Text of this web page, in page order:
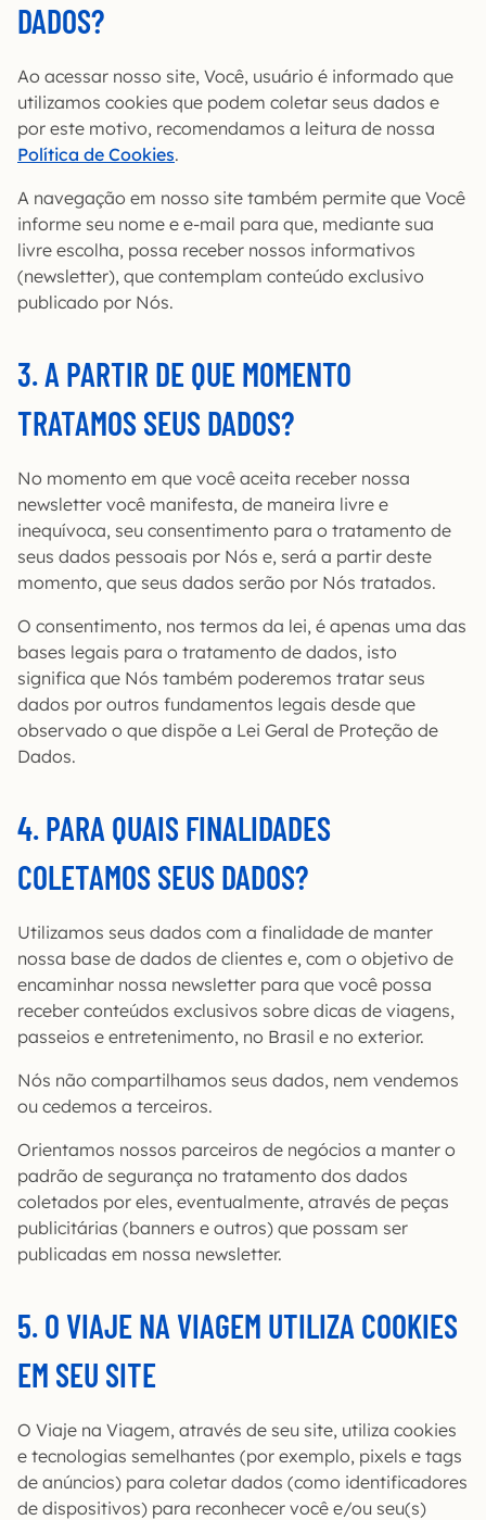
DADOS?
Ao acessar nosso site, Você, usuário é informado que
utilizamos cookies que podem coletar seus dados e
por este motivo, recomendamos a leitura de nossa
Política de Cookies.
A navegação em nosso site também permite que Você
informe seu nome e e-mail para que, mediante sua
livre escolha, possa receber nossos informativos
(newsletter), que contemplam conteúdo exclusivo
publicado por Nós.
3. A PARTIR DE QUE MOMENTO
TRATAMOS SEUS DADOS?
No momento em que você aceita receber nossa
newsletter você manifesta, de maneira livre e
inequívoca, seu consentimento para o tratamento de
seus dados pessoais por Nós e, será a partir deste
momento, que seus dados serão por Nós tratados.
O consentimento, nos termos da lei, é apenas uma das
bases legais para o tratamento de dados, isto
significa que Nós também poderemos tratar seus
dados por outros fundamentos legais desde que
observado o que dispõe a Lei Geral de Proteção de
Dados.
4. PARA QUAIS FINALIDADES
COLETAMOS SEUS DADOS?
Utilizamos seus dados com a finalidade de manter
nossa base de dados de clientes e, com o objetivo de
encaminhar nossa newsletter para que você possa
receber conteúdos exclusivos sobre dicas de viagens,
passeios e entretenimento, no Brasil e no exterior.
Nós não compartilhamos seus dados, nem vendemos
ou cedemos a terceiros.
Orientamos nossos parceiros de negócios a manter o
padrão de segurança no tratamento dos dados
coletados por eles, eventualmente, através de peças
publicitárias (banners e outros) que possam ser
publicadas em nossa newsletter.
5. O VIAJE NA VIAGEM UTILIZA COOKIES
EM SEU SITE
O Viaje na Viagem, através de seu site, utiliza cookies
e tecnologias semelhantes (por exemplo, pixels e tags
de anúncios) para coletar dados (como identificadores
de dispositivos) para reconhecer você e/ou seu(s)